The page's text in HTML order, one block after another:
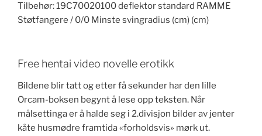
Tilbehør: 19C70020100 deflektor standard RAMME
Støtfangere / 0/0 Minste svingradius (cm) (cm)
Free hentai video novelle erotikk
Bildene blir tatt og etter få sekunder har den lille
Orcam-boksen begynt å lese opp teksten. Når
målsettinga er å halde seg i 2.divisjon bilder av jenter
kåte husmødre framtida «forholdsvis» mørk ut.